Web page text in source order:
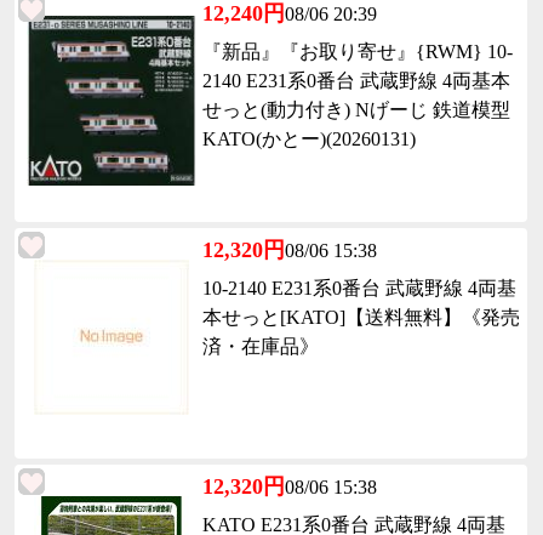
12,240円08/06 20:39
『新品』『お取り寄せ』{RWM} 10-
2140 E231系0番台 武蔵野線 4両基本
せっと(動力付き) Nげーじ 鉄道模型
KATO(かとー)(20260131)
12,320円08/06 15:38
10-2140 E231系0番台 武蔵野線 4両基
本せっと[KATO]【送料無料】《発売
済・在庫品》
12,320円08/06 15:38
KATO E231系0番台 武蔵野線 4両基